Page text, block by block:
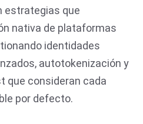
estrategias que
nativa de plataformas
identidades
autotokenización y
que consideran cada
por defecto.